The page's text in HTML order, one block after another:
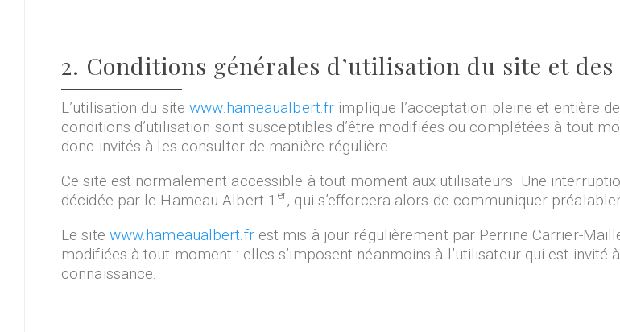
2. Conditions générales d’utilisation du site et des
L’utilisation du sitewww.hameaualbert.fr implique l’acceptation pleine et entière
conditions d’utilisation sont susceptibles d’être modifiées ou complétées à tout
donc invités à les consulter de manière régulière.
Ce site est normalement accessible à tout moment aux utilisateurs. Une
décidée par le Hameau Albert 1 er, qui s’efforcera alors de communiquer
Le site www.hameaualbert.frest mis à jour régulièrement par Perrine Carrier-
modifiées à tout moment : elles s’imposent néanmoins à l’utilisateur qui est invité
connaissance.